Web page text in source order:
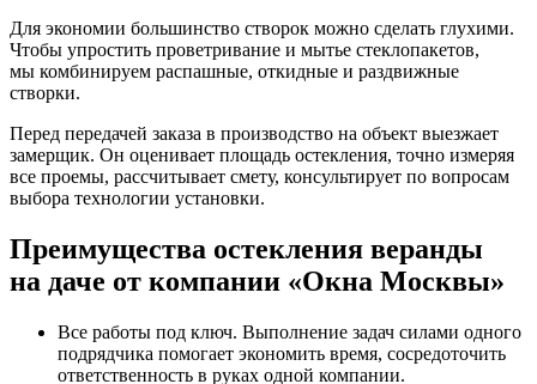
Для экономии большинство створок можно сделать глухими.
Чтобы упростить проветривание и мытье стеклопакетов,
мы комбинируем распашные, откидные и раздвижные
створки.
Перед передачей заказа в производство на объект выезжает
замерщик. Он оценивает площадь остекления, точно измеряя
все проемы, рассчитывает смету, консультирует по вопросам
выбора технологии установки.
Преимущества остекления веранды
на даче от компании «Окна Москвы»
Все работы под ключ. Выполнение задач силами одного
подрядчика помогает экономить время, сосредоточить
ответственность в руках одной компании.